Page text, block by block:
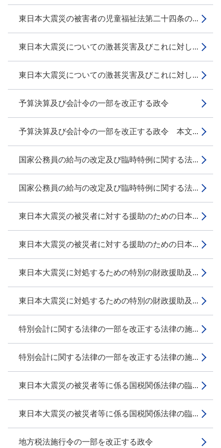
東日本大震災の被害者の児童福祉法第二十四条の...
東日本大震災についての激甚災害及びこれに対し...
東日本大震災についての激甚災害及びこれに対し...
予算決算及び会計令の一部を改正する政令
予算決算及び会計令の一部を改正する政令 本文...
国家公務員の給与の改定及び臨時特例に関する法...
国家公務員の給与の改定及び臨時特例に関する法...
東日本大震災の被災者に対する援助のための日本...
東日本大震災の被災者に対する援助のための日本...
東日本大震災に対処するための特別の財政援助及...
東日本大震災に対処するための特別の財政援助及...
特別会計に関する法律の一部を改正する法律の施...
特別会計に関する法律の一部を改正する法律の施...
東日本大震災の被災者等に係る国税関係法律の臨...
東日本大震災の被災者等に係る国税関係法律の臨...
地方税法施行令の一部を改正する政令